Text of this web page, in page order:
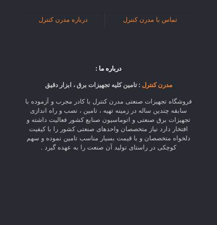
تماس با مدرن کنترل درباره مدرن کنترل
درباره ما :
مدرن کنترل : تامین کلیه تجهیزات برق ، ابزار دقیق
فروشگاه تجهیزات صنعتی مدرن کنترل با کادر مجرب و آزموده با
سابقه چندین ساله در زمینه تهیه ، تامین ، نصب و راه اندازی
تجهیزات برق صنعتی و اتوماسیون صنایع کشور فعالیت داشته و
افتخار دارد نیاز متخصصان واحدهای صنعتی کشور را با کیفیت
دلخواه متخصصان و با قیمت بسیار مناسب تامین نموده و سهم
کوچکی در راستای تولید آن صنعت را به عهده گیرد .